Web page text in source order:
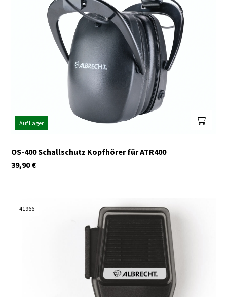
Auf Lager
OS-400 Schallschutz Kopfhörer für ATR400
€
39,90
41966